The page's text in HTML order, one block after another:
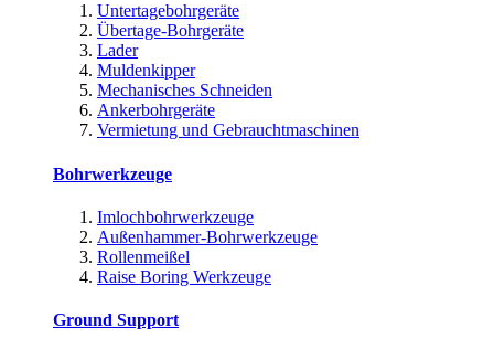
Untertagebohrgeräte
Übertage-Bohrgeräte
Lader
Muldenkipper
Mechanisches Schneiden
Ankerbohrgeräte
Vermietung und Gebrauchtmaschinen
Bohrwerkzeuge
Imlochbohrwerkzeuge
Außenhammer-Bohrwerkzeuge
Rollenmeißel
Raise Boring Werkzeuge
Ground Support